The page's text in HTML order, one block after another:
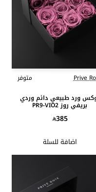
Prive
متوفر
ورد طبيعي دائم وردي
بريفي روز PR9-VIO2
385
اضافة للسلة